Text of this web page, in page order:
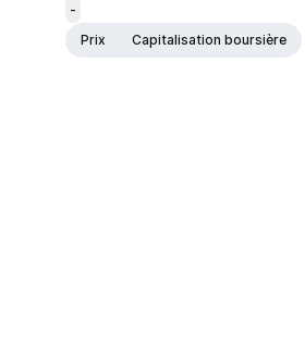
-
Prix
Capitalisation boursière